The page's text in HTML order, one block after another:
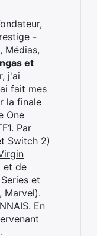
-
Médias,
et
j'ai
fait mes
la finale
One
Par
Switch 2)
et de
et
Marvel).
En